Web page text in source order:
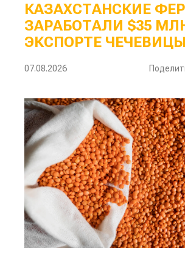
КАЗАХСТАНСКИЕ
ЗАРАБОТАЛИ $35
ЭКСПОРТЕ ЧЕЧЕВИЦЫ
07.08.2026